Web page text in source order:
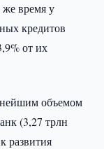
же время у
кредитов
от их
объемом
(3,27 трлн
развития